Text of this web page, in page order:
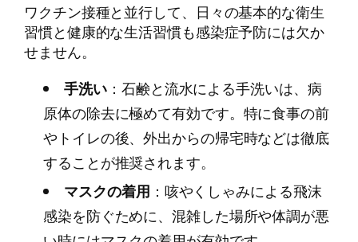
ワクチン接種と並行して、日々の基本的な衛生
習慣と健康的な生活習慣も感染症予防には欠か
せません。
手洗い ：石鹸と流水による手洗いは、病
原体の除去に極めて有効です。特に食事の前
やトイレの後、外出からの帰宅時などは徹底
することが推奨されます。
マスクの着用 ：咳やくしゃみによる飛沫
感染を防ぐために、混雑した場所や体調が悪